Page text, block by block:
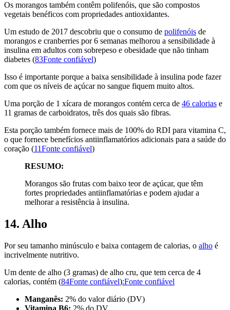
Os morangos também contêm polifenóis, que são compostos
vegetais benéficos com propriedades antioxidantes.
Um estudo de 2017 descobriu que o consumo de polifenóis de
morangos e cranberries por 6 semanas melhorou a sensibilidade à
insulina em adultos com sobrepeso e obesidade que não tinham
diabetes (83Fonte confiável)
Isso é importante porque a baixa sensibilidade à insulina pode fazer
com que os níveis de açúcar no sangue fiquem muito altos.
Uma porção de 1 xícara de morangos contém cerca de 46 calorias e
11 gramas de carboidratos, três dos quais são fibras.
Esta porção também fornece mais de 100% do RDI para vitamina C,
o que fornece benefícios antiinflamatórios adicionais para a saúde do
coração (11Fonte confiável)
RESUMO:
Morangos são frutas com baixo teor de açúcar, que têm
fortes propriedades antiinflamatórias e podem ajudar a
melhorar a resistência à insulina.
14. Alho
Por seu tamanho minúsculo e baixa contagem de calorias, o alho é
incrivelmente nutritivo.
Um dente de alho (3 gramas) de alho cru, que tem cerca de 4
calorias, contém (84Fonte confiável):Fonte confiável
Manganês: 2% do valor diário (DV)